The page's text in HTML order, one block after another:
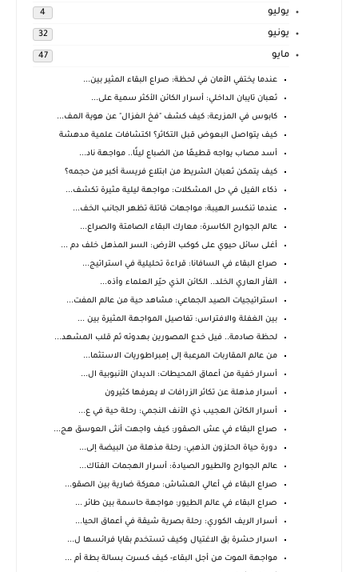
يوليو 4
يونيو 32
مايو 47
عندما يختفي الأمان في لحظة: صراع البقاء المثير بين...
ثعبان تايبان الداخلي: أسرار الكائن الأكثر سمية على...
كابوس في المزرعة: كيف كشف "فخ الغزال" عن هوية المف...
كيف يتواصل البعوض قبل التكاثر؟ اكتشافات علمية مدهشة
أسد مصاب يواجه قطيعًا من الضباع ليلًا.. مواجهة ناد...
كيف يتمكن ثعبان الشريط من ابتلاع فريسة أكبر من حجمه؟
ذكاء الفيل في حل المشكلات: مواجهة ليلية مثيرة تكشف...
عندما تنكسر الهيبة: مواجهات قاتلة تظهر الجانب الخف...
عالم الجوارح الكاسرة: معارك البقاء الصامتة والصراع...
أغلى سائل حيوي على كوكب الأرض: السر المذهل خلف دم ...
صراع البقاء في السافانا: قراءة تحليلية في استراتيج...
الفأر العاري الخلد.. الكائن الذي حيّر العلماء وأذه...
استراتيجيات الصيد الجماعي: مشاهد حية من عالم المفت...
بين الغفلة والافتراس: تفاصيل المواجهة المثيرة بين ...
لحظة صادمة.. فيل خدع المصورين بهدوئه ثم قلب المشهد...
من عالم المقاربات المرعبة إلى إمبراطوريات الاستثما...
أسرار خفية من أعماق المحيطات: الديدان الأنبوبية ال...
أسرار مذهلة عن تكاثر الزرافات لا يعرفها كثيرون
أسرار الكائن العجيب ذي الأنف النجمي: رحلة حية في ع...
صراع البقاء في عش الصقور: كيف واجهت أنثى العوسق هج...
دورة حياة الحلزون الذهبي: رحلة مذهلة من البيضة إلى...
عالم الجوارح والطيور الصيادة: أسرار الهجمات الفتاك...
صراع البقاء في أعالي العشاش: معركة ضارية بين الصقو...
صراع البقاء في عالم الطيور: مواجهة حاسمة بين طائر ...
أسرار الريف الكوري: رحلة بصرية شيقة في أعماق الحيا...
اسرار حشرة بق الاغتيال وكيف تستخدم بقايا فرائسها ل...
مواجهة الموت من أجل البقاء- كيف كسرت بسالة بطة أم ...